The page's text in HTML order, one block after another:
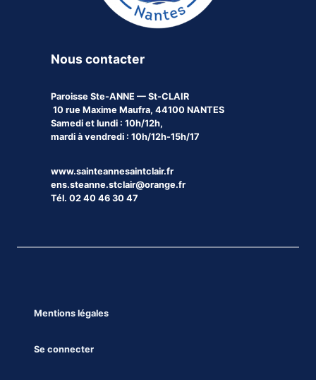
Nous contacter
Paroisse Ste-ANNE — St-CLAIR
10 rue Maxime Maufra, 44100 NANTES
Samedi et lundi : 10h/12h,
mardi à vendredi : 10h/12h-15h/17
www.sainteannesaintclair.fr
ens.steanne.stclair@orange.fr
Tél. 02 40 46 30 47
Mentions légales
Se connecter